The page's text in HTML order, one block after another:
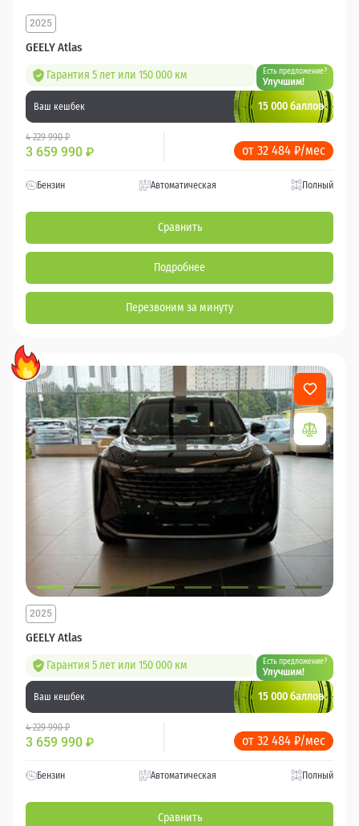
GEELY Atlas
2025
Гарантия 5 лет или 150 000 км Есть предложение?
Улучшим!
Ваш кешбек 15 000 баллов
4 229 990 ₽
3 659 990 ₽ от 32 484 ₽/мес
Бензин Автоматическая Полный
Сравнить
Подробнее
Перезвоним за минуту
GEELY Atlas
2025
Гарантия 5 лет или 150 000 км Есть предложение?
Улучшим!
Ваш кешбек 15 000 баллов
4 229 990 ₽
3 659 990 ₽ от 32 484 ₽/мес
Бензин Автоматическая Полный
Сравнить